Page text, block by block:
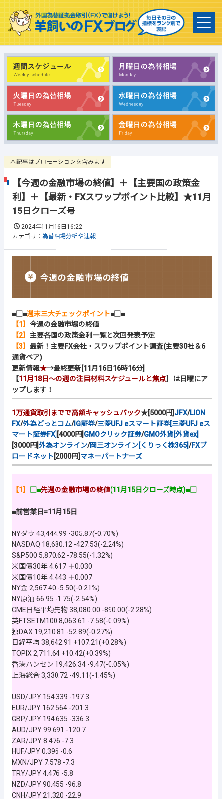
本記事はプロモーションを含みます
【今週の金融市場の終値】＋【主要国の政策金
利】＋【最新・FXスワップポイント比較】★11月
15日クローズ号
2024年11月16日16:22
カテゴリ： 為替相場分析や速報
■□■週末三大チェックポイント■□■
【1】 今週の金融市場の終値
【2】 主要各国の政策金利一覧と次回発表予定
【3】 最新！主要FX会社・スワップポイント調査(主要30社＆6
通貨ペア)
更新情報★→最終更新[11月16日16時16分]
【11月18日～の週の注目材料スケジュールと焦点】は日曜にア
ップします！
1万通貨取引までで高額キャッシュバック★[5000円] JFX/LION
FX/外為どっとコム/IG証券/三菱UFJ eスマート証券[三菱UFJ eス
マート証券FX] [4000円] GMOクリック証券/GMO外貨[外貨ex]
[3000円]外為オンライン/岡三オンライン[くりっく株365]/FXブ
ロードネット [2000円] マネーパートナーズ
【1】 □■先週の金融市場の終値(11月15日クローズ時点)■□
■前営業日=11月15日
NYダウ 43,444.99 -305.87(-0.70%)
NASDAQ 18,680.12 -427.53(-2.24%)
S&P500 5,870.62 -78.55(-1.32%)
米国債30年 4.617 ＋0.030
米国債10年 4.443 ＋0.007
NY金 2,567.40 -5.50(-0.21%)
NY原油 66.95 -1.75(-2.54%)
CME日経平均先物 38,080.00 -890.00(-2.28%)
英FTSETM100 8,063.61 -7.58(-0.09%)
独DAX 19,210.81 -52.89(-0.27%)
日経平均 38,642.91 +107.21(+0.28%)
TOPIX 2,711.64 +10.42(+0.39%)
香港ハンセン 19,426.34 -9.47(-0.05%)
上海総合 3,330.72 -49.11(-1.45%)
USD/JPY 154.339 -197.3
EUR/JPY 162.564 -201.3
GBP/JPY 194.635 -336.3
AUD/JPY 99.691 -120.7
ZAR/JPY 8.476 -7.3
HUF/JPY 0.396 -0.6
MXN/JPY 7.578 -7.3
TRY/JPY 4.476 -5.8
NZD/JPY 90.455 -96.8
CNH/JPY 21.320 -22.9